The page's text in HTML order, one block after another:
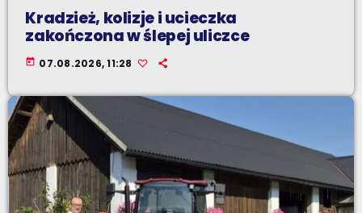
Kradzież, kolizje i ucieczka
zakończona w ślepej uliczce
today 07.08.2026, 11:28